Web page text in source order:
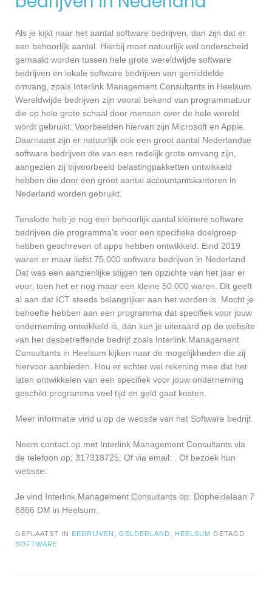
Als je kijkt naar het aantal software bedrijven, dan zijn dat er
een behoorlijk aantal. Hierbij moet natuurlijk wel onderscheid
gemaakt worden tussen hele grote wereldwijde software
bedrijven en lokale software bedrijven van gemiddelde
omvang, zoals Interlink Management Consultants in Heelsum.
Wereldwijde bedrijven zijn vooral bekend van programmatuur
die op hele grote schaal door mensen over de hele wereld
wordt gebruikt. Voorbeelden hiervan zijn Microsoft en Apple.
Daarnaast zijn er natuurlijk ook een groot aantal Nederlandse
software bedrijven die van een redelijk grote omvang zijn,
aangezien zij bijvoorbeeld belastingpakketten ontwikkeld
hebben die door een groot aantal accountantskantoren in
Nederland worden gebruikt.
Tenslotte heb je nog een behoorlijk aantal kleinere software
bedrijven die programma’s voor een specifieke doelgroep
hebben geschreven of apps hebben ontwikkeld. Eind 2019
waren er maar liefst 75.000 software bedrijven in Nederland.
Dat was een aanzienlijke stijgen ten opzichte van het jaar er
voor, toen het er nog maar een kleine 50.000 waren. Dit geeft
al aan dat ICT steeds belangrijker aan het worden is. Mocht je
behoefte hebben aan een programma dat specifiek voor jouw
onderneming ontwikkeld is, dan kun je uiteraard op de website
van het desbetreffende bedrijf zoals Interlink Management
Consultants in Heelsum kijken naar de mogelijkheden die zij
hiervoor aanbieden. Hou er echter wel rekening mee dat het
laten ontwikkelen van een specifiek voor jouw onderneming
geschikt programma veel tijd en geld gaat kosten.
Meer informatie vind u op de website van het Software bedrijf.
Neem contact op met Interlink Management Consultants via
de telefoon op: 317318725. Of via email:
. Of bezoek hun
website:
Je vind Interlink Management Consultants op: Dopheidelaan 7
6866 DM in Heelsum.
GEPLAATST IN BEDRIJVEN GELDERLAND HEELSUM GETAGD
SOFTWARE